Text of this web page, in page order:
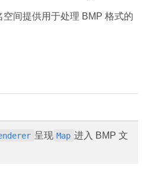
空间提供用于处理 BMP 格式的
呈现 Map 进入 BMP 文